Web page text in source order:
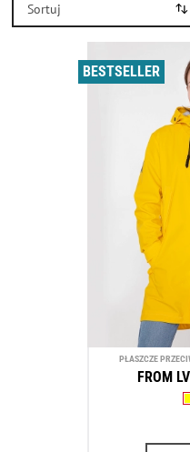
Sortuj
BESTSELLER
PŁASZCZE
FROM